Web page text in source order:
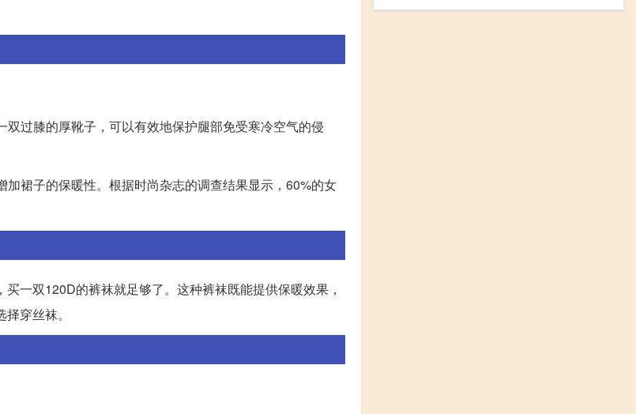
过膝的厚靴子，可以有效地保护腿部免受寒冷空气的侵
裙子的保暖性。根据时尚杂志的调查结果显示，60%的女
一双120D的裤袜就足够了。这种裤袜既能提供保暖效果，
穿丝袜。